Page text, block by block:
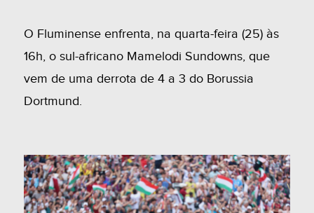
O Fluminense enfrenta, na quarta-feira (25) às
16h, o sul-africano Mamelodi Sundowns, que
vem de uma derrota de 4 a 3 do Borussia
Dortmund.